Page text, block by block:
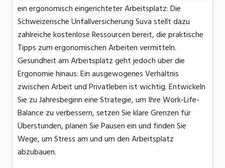
ein ergonomisch eingerichteter Arbeitsplatz: Die
Schweizerische Unfallversicherung Suva stellt dazu
zahlreiche kostenlose Ressourcen bereit, die praktische
Tipps zum ergonomischen Arbeiten vermitteln.
Gesundheit am Arbeitsplatz geht jedoch über die
Ergonomie hinaus: Ein ausgewogenes Verhältnis
zwischen Arbeit und Privatleben ist wichtig. Entwickeln
Sie zu Jahresbeginn eine Strategie, um Ihre Work-Life-
Balance zu verbessern, setzen Sie klare Grenzen für
Überstunden, planen Sie Pausen ein und finden Sie
Wege, um Stress am und um den Arbeitsplatz
abzubauen.